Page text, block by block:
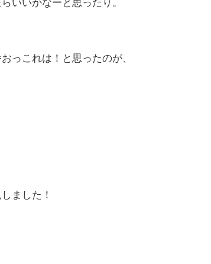
っこれは！と思ったのが、
ました！